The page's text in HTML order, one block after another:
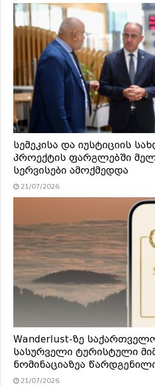
სემეკისა და იუსტიციის
პროექტის ფარგლებში
სერვისები ამოქმედდა
21/07/2026
Wanderlust-ზე
სასურველი ტურისტული
ნომინაციაზეა
21/07/2026